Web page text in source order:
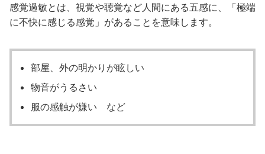
感覚過敏とは、視覚や聴覚など人間にある五感に、「極端
に不快に感じる感覚」があることを意味します。
部屋、外の明かりが眩しい
物音がうるさい
服の感触が嫌い など